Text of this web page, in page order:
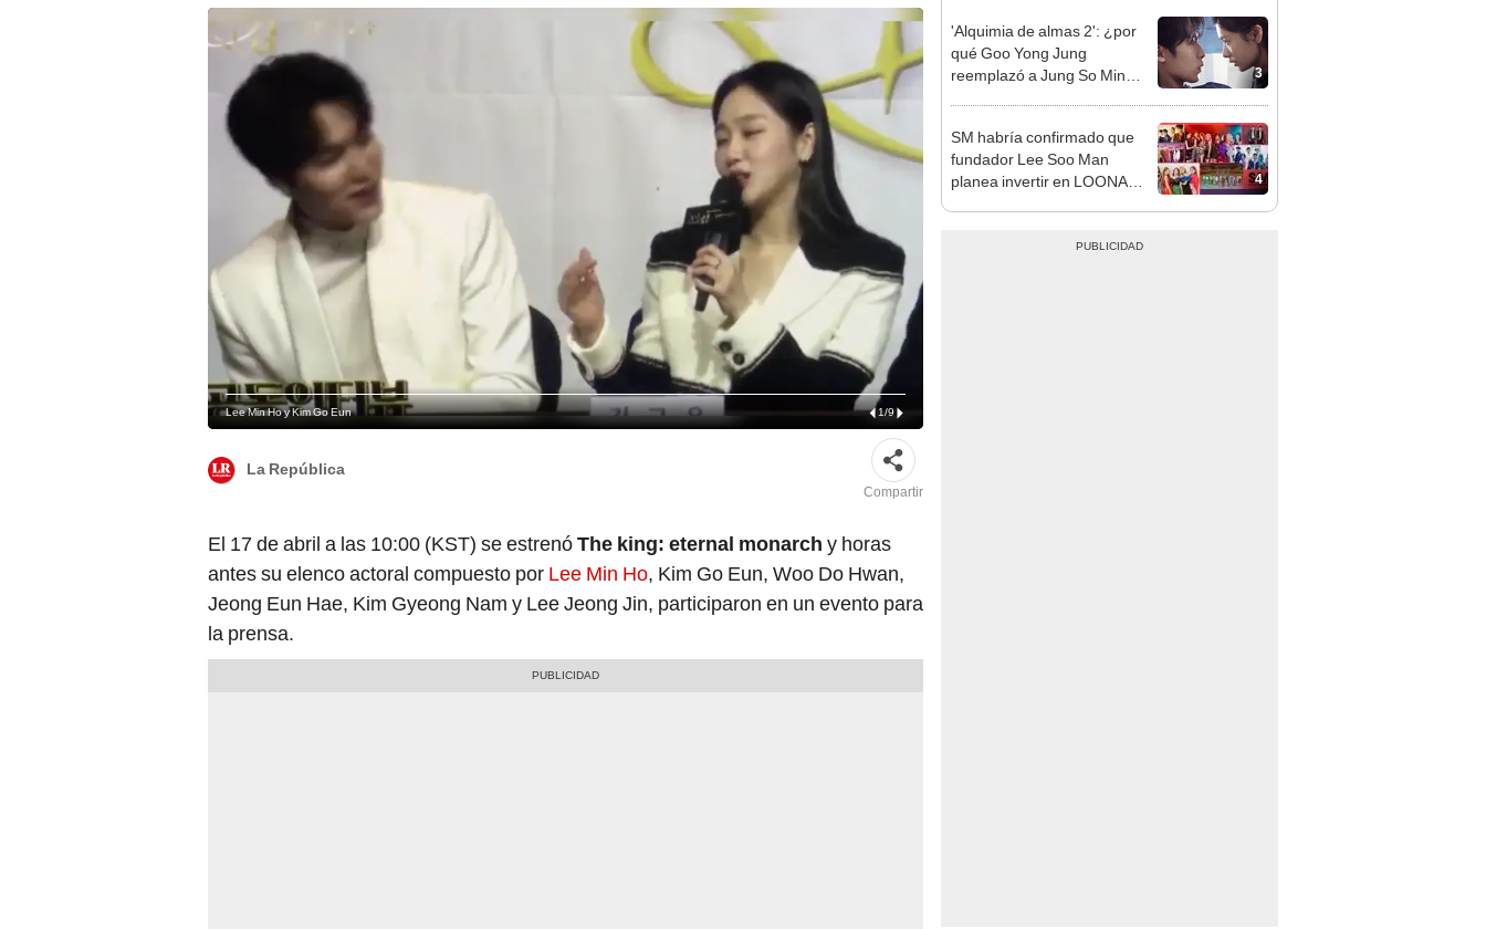
Lee Min Ho y Kim Go Eun 1/9
La República
Compartir
El 17 de abril a las 10:00 (KST) se estrenóThe king: eternal monarch y horas
antes su elenco actoral compuesto por Lee Min Ho, Kim Go Eun, Woo Do Hwan,
Jeong Eun Hae, Kim Gyeong Nam y Lee Jeong Jin, participaron en un evento para
la prensa.
3
'Alquimia de almas 2': ¿por
qué Goo Yong Jung
reemplazó a Jung So Min
4
SM habría confirmado que
fundador Lee Soo Man
planea invertir en LOONA